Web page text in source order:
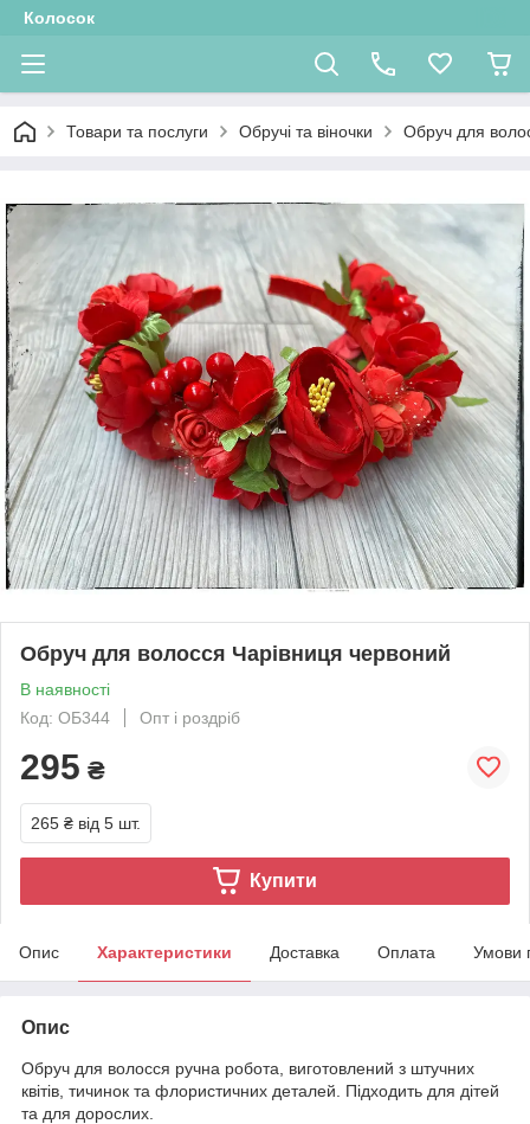
Колосок
Товари та послуги Обручі та віночки Обруч для
Обруч для волосся Чарівниця червоний
В наявності
Код: ОБ344
Опт і роздріб
295 ₴
265 ₴ від 5 шт.
Купити
Опис Характеристики Доставка Оплата Умови
Опис
Обруч для волосся ручна робота, виготовлений з штучних
квітів, тичинок та флористичних деталей. Підходить для дітей
та для дорослих.